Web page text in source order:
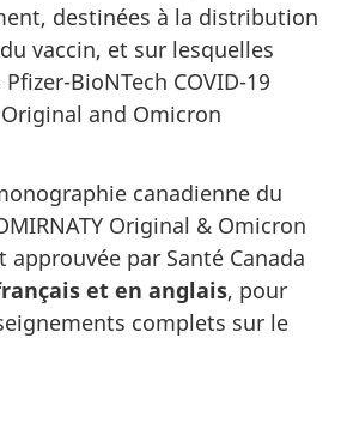
destinées à la distribution
vaccin, et sur lesquelles
BioNTech COVID-19
and Omicron
canadienne du
Original & Omicron
approuvée par Santé Canada
et en anglais, pour
complets sur le